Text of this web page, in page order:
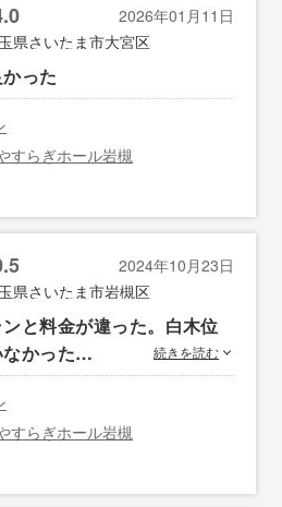
2026年01月11日
県さいたま市大宮区
った
すらぎホール岩槻
2024年10月23日
県さいたま市岩槻区
と料金が違った。白木位
なかった…
続きを読む
すらぎホール岩槻